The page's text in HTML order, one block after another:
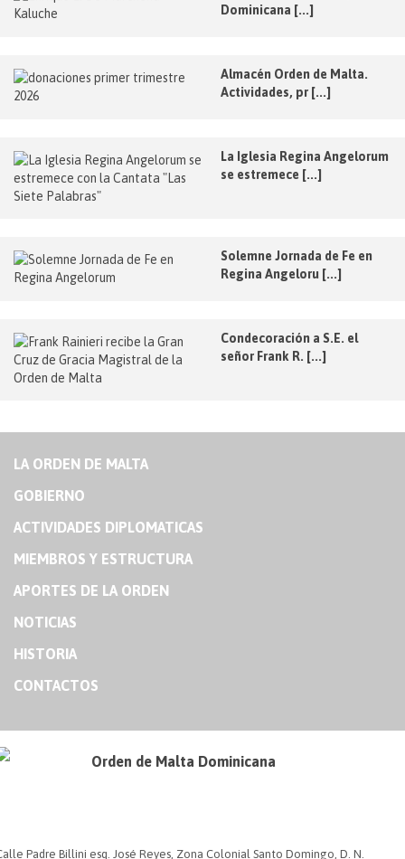
Dominicana [...]
Almacén Orden de Malta.
Actividades, pr [...]
La Iglesia Regina Angelorum
se estremece [...]
Solemne Jornada de Fe en
Regina Angeloru [...]
Condecoración a S.E. el
señor Frank R. [...]
LA ORDEN DE MALTA
GOBIERNO
ACTIVIDADES DIPLOMATICAS
MIEMBROS Y ESTRUCTURA
APORTES DE LA ORDEN
NOTICIAS
HISTORIA
CONTACTOS
Orden de Malta Dominicana
Padre Billini esq. José Reyes, Zona Colonial Santo Domingo, D. N.